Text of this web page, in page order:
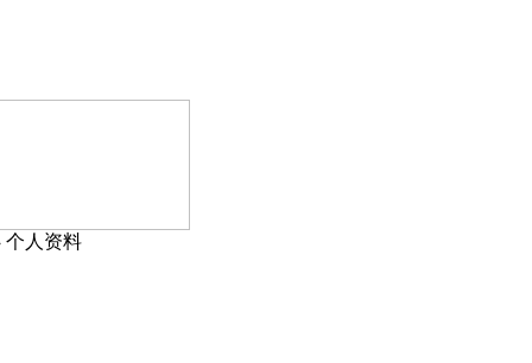
个人资料